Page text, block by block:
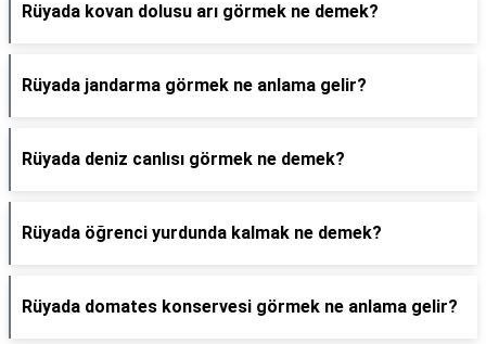
Rüyada kovan dolusu arı görmek ne demek?
Rüyada jandarma görmek ne anlama gelir?
Rüyada deniz canlısı görmek ne demek?
Rüyada öğrenci yurdunda kalmak ne demek?
Rüyada domates konservesi görmek ne anlama gelir?